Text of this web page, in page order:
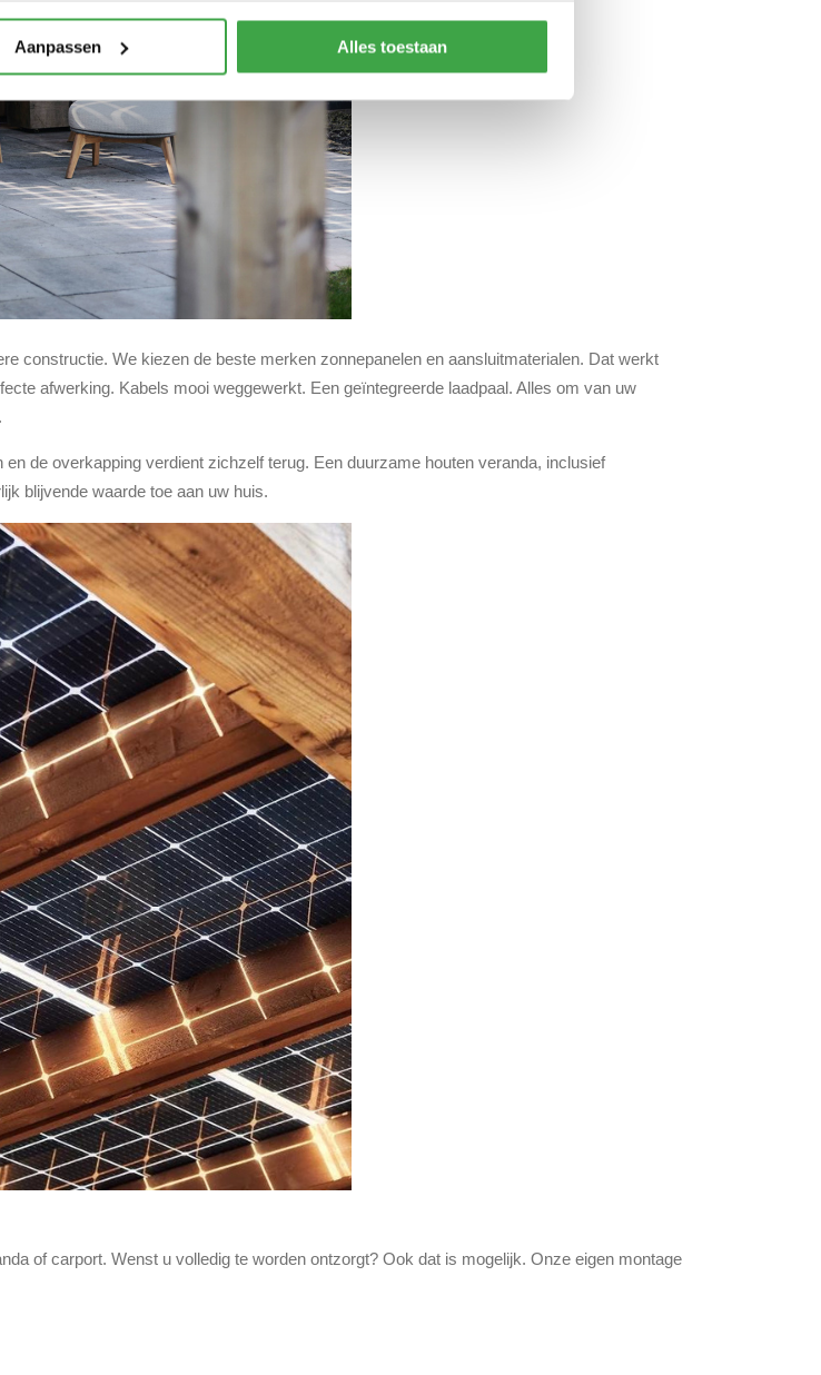
Aanpassen Alles toestaan
constructie. We kiezen de beste merken zonnepanelen en aansluitmaterialen. Dat werkt
afwerking. Kabels mooi weggewerkt. Een geïntegreerde laadpaal. Alles om van uw
de overkapping verdient zichzelf terug. Een duurzame houten veranda, inclusief
blijvende waarde toe aan uw huis.
of carport. Wenst u volledig te worden ontzorgt? Ook dat is mogelijk. Onze eigen montage